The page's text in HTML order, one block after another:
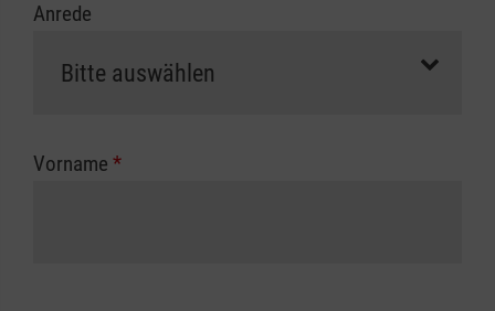
erfolgt eine Abrechnung der vollen Kursgebühr
Die notwendigen Formulare für die
zuständigen Berufsgenossenschaft oder
Anrede
Vorname *